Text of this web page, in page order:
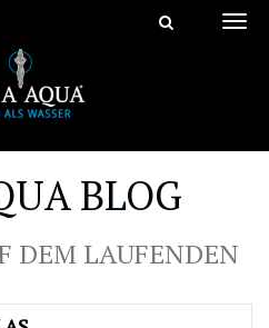
BLOG
DEM LAUFENDEN